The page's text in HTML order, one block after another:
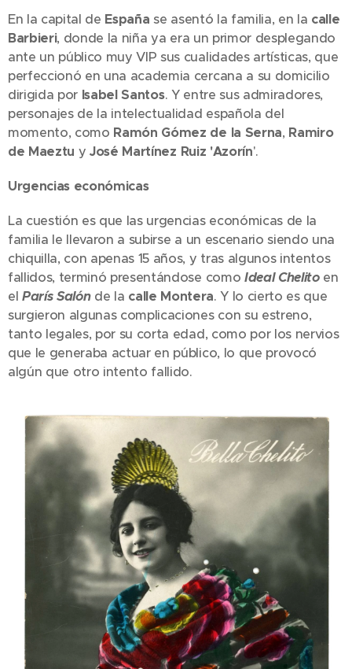
En la capital de Españase asentó la familia, en la calle
Barbieri, donde la niña ya era un primor desplegando
ante un público muy VIP sus cualidades artísticas, que
perfeccionó en una academia cercana a su domicilio
dirigida por Isabel Santos. Y entre sus admiradores,
personajes de la intelectualidad española del
momento, como Ramón Gómez de la Serna, Ramiro
de Maeztu y José Martínez Ruiz 'Azorín'.
Urgencias económicas
La cuestión es que las urgencias económicas de la
familia le llevaron a subirse a un escenario siendo una
chiquilla, con apenas 15 años, y tras algunos intentos
fallidos, terminó presentándose como Ideal Chelitoen
elParís Salónde la calle Montera. Y lo cierto es que
surgieron algunas complicaciones con su estreno,
tanto legales, por su corta edad, como por los nervios
que le generaba actuar en público, lo que provocó
algún que otro intento fallido.